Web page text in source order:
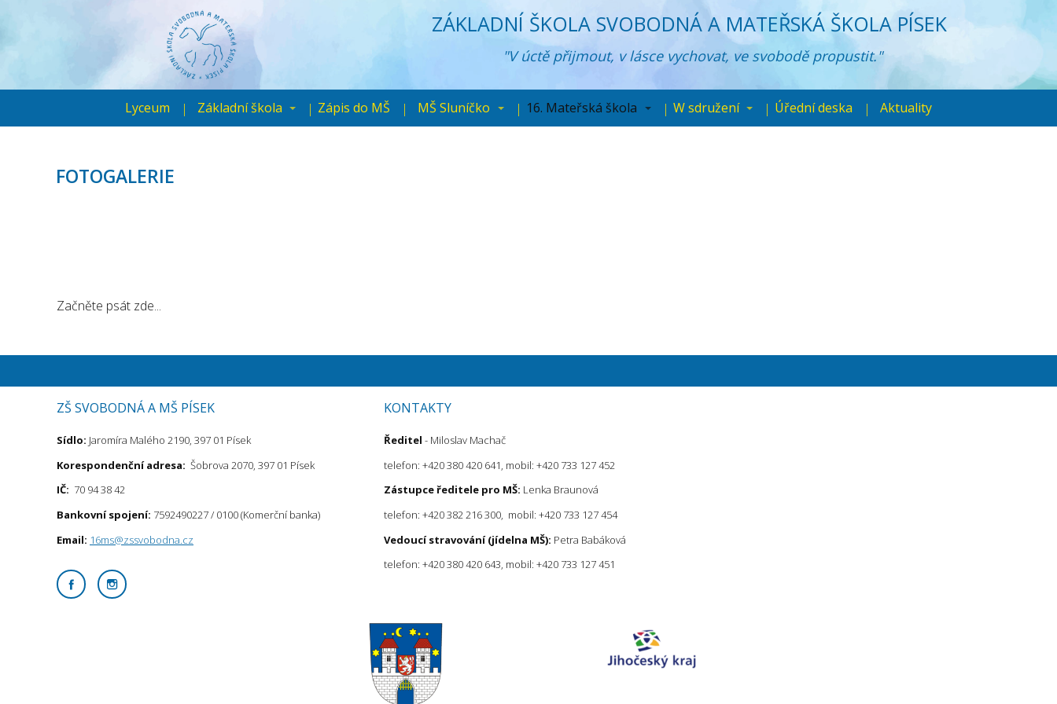
ZÁKLADNÍ ŠKOLA SVOBODNÁ A MATEŘSKÁ ŠKOLA PÍSEK
"V úctě přijmout, v lásce vychovat, ve svobodě propustit."
Lyceum Základní škola Zápis do MŠ MŠ Sluníčko 16. Mateřská škola W sdružení Úřední deska Aktuality
FOTOGALERIE
Začněte psát zde...
ZŠ SVOBODNÁ A MŠ PÍSEK
Sídlo: Jaromíra Malého 2190, 397 01 Písek
Korespondenční adresa: Šobrova 2070, 397 01 Písek
IČ: 70 94 38 42
Bankovní spojení: 7592490227 / 0100 (Komerční banka)
Email: 16ms@zssvobodna.cz
KONTAKTY
Ředitel - Miloslav Machač
telefon: +420 380 420 641, mobil: +420 733 127 452
Zástupce ředitele pro MŠ: Lenka Braunová
telefon: +420 382 216 300, mobil: +420 733 127 454
Vedoucí stravování (jídelna MŠ): Petra Babáková
telefon: +420 380 420 643, mobil: +420 733 127 451